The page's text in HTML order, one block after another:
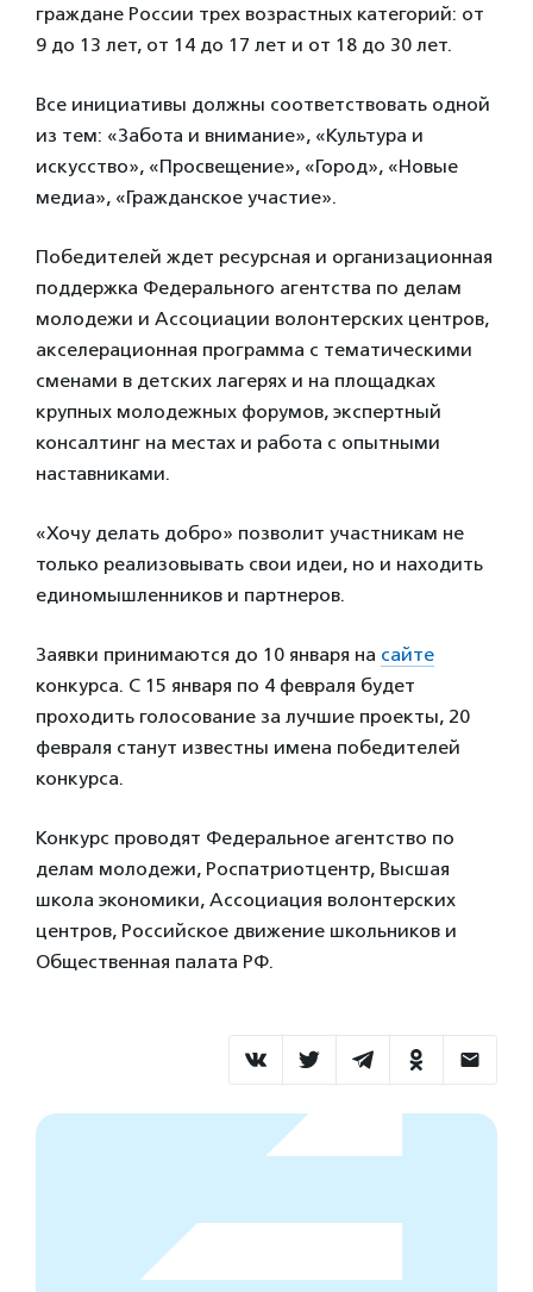
граждане России трех возрастных категорий: от
9 до 13 лет, от 14 до 17 лет и от 18 до 30 лет.
Все инициативы должны соответствовать одной
из тем: «Забота и внимание», «Культура и
искусство», «Просвещение», «Город», «Новые
медиа», «Гражданское участие».
Победителей ждет ресурсная и организационная
поддержка Федерального агентства по делам
молодежи и Ассоциации волонтерских центров,
акселерационная программа с тематическими
сменами в детских лагерях и на площадках
крупных молодежных форумов, экспертный
консалтинг на местах и работа с опытными
наставниками.
«Хочу делать добро» позволит участникам не
только реализовывать свои идеи, но и находить
единомышленников и партнеров.
Заявки принимаются до 10 января на сайте
конкурса. С 15 января по 4 февраля будет
проходить голосование за лучшие проекты, 20
февраля станут известны имена победителей
конкурса.
Конкурс проводят Федеральное агентство по
делам молодежи, Роспатриотцентр, Высшая
школа экономики, Ассоциация волонтерских
центров, Российское движение школьников и
Общественная палата РФ.